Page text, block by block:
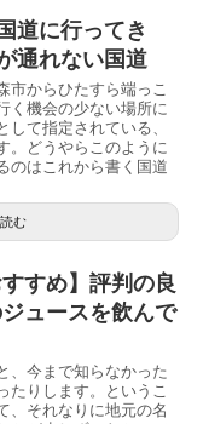
道に行ってき
通れない国道
市からひたすら端っこ
く機会の少ない場所に
して指定されている、
。どうやらこのように
のはこれから書く国道
む
すめ】評判の良
ュースを飲んで
、今まで知らなかった
たりします。というこ
、それなりに地元の名